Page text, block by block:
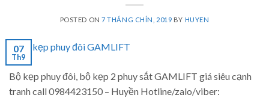
POSTED ON7 THÁNG CHÍN, 2019 BY HUYEN
07
Th9
Bộ kẹp phuy đôi, bộ kẹp 2 phuy sắt GAMLIFT giá siêu cạnh
tranh call 0984423150 – Huyền Hotline/zalo/viber: